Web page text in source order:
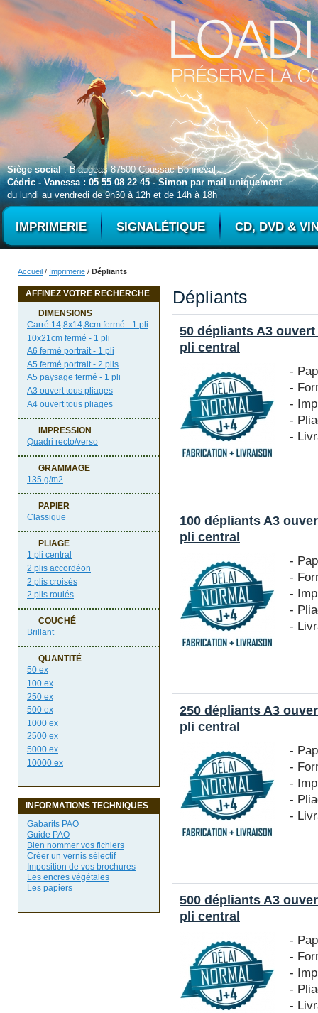
Siège social: Biaugeas 87500 Coussac-Bonneval
Cédric - Vanessa : 05 55 08 22 45 - Simon par mail uniquement
du lundi au vendredi de 9h30 à 12h et de 14h à 18h
IMPRIMERIE SIGNALÉTIQUE CD, DVD &
Accueil / Imprimerie / Dépliants
AFFINEZ VOTRE RECHERCHE
DIMENSIONS
Carré 14,8x14,8cm fermé - 1 pli
10x21cm fermé - 1 pli
A6 fermé portrait - 1 pli
A5 fermé portrait - 2 plis
A5 paysage fermé - 1 pli
A3 ouvert tous pliages
A4 ouvert tous pliages
IMPRESSION
Quadri recto/verso
GRAMMAGE
135 g/m2
PAPIER
Classique
PLIAGE
1 pli central
2 plis accordéon
2 plis croisés
2 plis roulés
COUCHÉ
Brillant
QUANTITÉ
50 ex
100 ex
250 ex
500 ex
1000 ex
2500 ex
5000 ex
10000 ex
INFORMATIONS TECHNIQUES
Gabarits PAO
Guide PAO
Bien nommer vos fichiers
Créer un vernis sélectif
Imposition de vos brochures
Les encres végétales
Les papiers
Dépliants
50 dépliants A3 ouvert
pli central
-
-
-
-
-
100 dépliants A3
pli central
-
-
-
-
-
250 dépliants A3
pli central
-
-
-
-
-
500 dépliants A3
pli central
-
-
-
-
-